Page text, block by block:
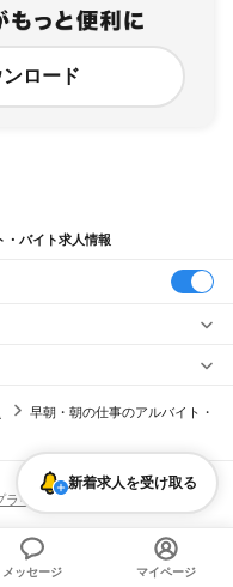
ロード
・バイト求人情報
野田市茂原市成田市佐倉市東金市
代市我孫子市
印旛郡 香取郡
夷隅郡
船橋法典駅
バー（BAR）・バーテンダー
マネージャー）
・髪色自由
ネイルOK
留学生・外国人活躍中
早朝・朝の仕事のアルバイト・
新着求人を受け取る
イバシーポリシー
メッセージ マイページ